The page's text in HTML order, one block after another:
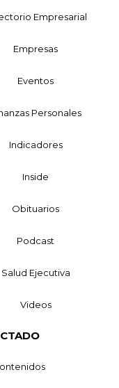
Empresarial
Empresas
Eventos
Personales
Indicadores
Inside
Obituarios
Podcast
Salud Ejecutiva
Videos